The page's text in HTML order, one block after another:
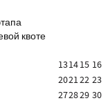
квоте
131415 16
202122 23
272829 30